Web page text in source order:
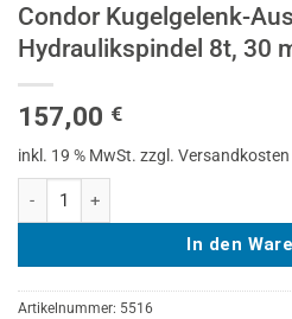
Condor Kugelgelenk-
Hydraulikspindel 8t, 30
157,00 €
inkl. 19 % MwSt. zzgl. Versandkosten
Condor Kugelgelenk-Ausdrücker,
In den
Artikelnummer: 5516